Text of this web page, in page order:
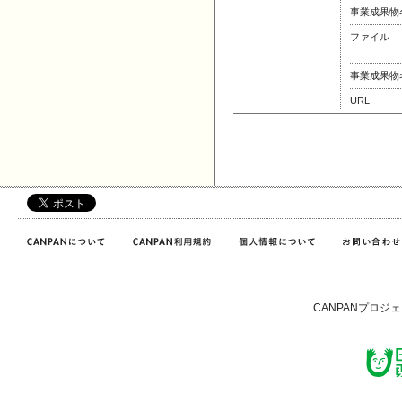
事業成果物
ファイル
事業成果物
URL
CANPANプロジ